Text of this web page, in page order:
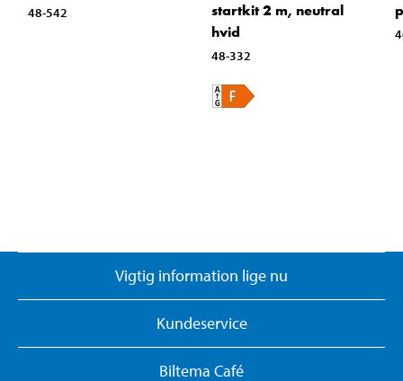
48-542
startkit 2 m, neutral
hvid
48-332
Vigtig information lige nu
Kundeservice
Biltema Café